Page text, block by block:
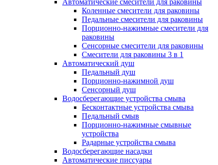
Автоматические смесители для раковины
Коленные смесители для раковины
Педальные смесители для раковины
Порционно-нажимные смесители для
раковины
Сенсорные смесители для раковины
Смесители для раковины 3 в 1
Автоматический душ
Педальный душ
Порционно-нажимной душ
Сенсорный душ
Водосберегающие устройства смыва
Бесконтактные устройства смыва
Педальный смыв
Порционно-нажимные смывные
устройства
Радарные устройства смыва
Водосберегающие насадки
Автоматические писсуары